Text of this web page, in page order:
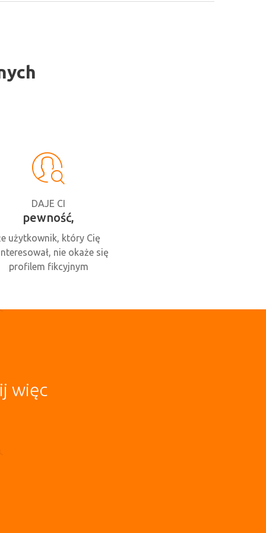
DAJE CI
pewność,
użytkownik, który Cię
nie okaże się
profilem fikcyjnym
więc